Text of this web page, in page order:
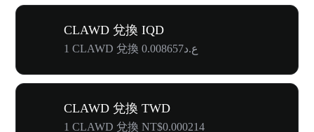
CLAWD 兌換 IQD
1 CLAWD 兌換 ع.د0.008657
CLAWD 兌換 TWD
1 CLAWD 兌換 NT$0.000214